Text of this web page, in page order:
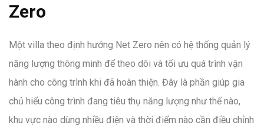
Zero
Một villa theo định hướng Net Zero nên có hệ thống quản lý
năng lượng thông minh để theo dõi và tối ưu quá trình vận
hành cho công trình khi đã hoàn thiện. Đây là phần giúp gia
chủ hiểu công trình đang tiêu thụ năng lượng như thế nào,
khu vực nào dùng nhiều điện và thời điểm nào cần điều chỉnh